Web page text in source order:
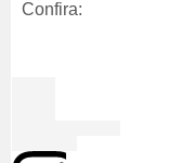
Confira: